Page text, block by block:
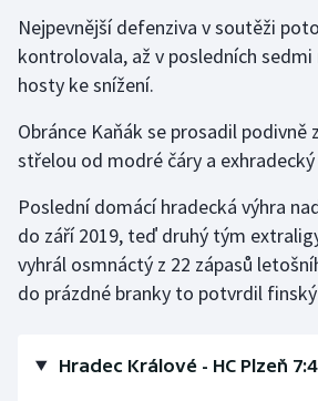
Veslování
Vodní slalom
Volejbal
Nejpevnější defenziva v soutěži
kontrolovala, až v posledních
hosty ke snížení.
Obránce Kaňák se prosadil podivně
střelou od modré čáry a
Poslední domácí hradecká výhra
do září 2019, teď druhý tým
vyhrál osmnáctý z 22 zápasů
do prázdné branky to potvrdil
Hradec Králové - HC Plzeň